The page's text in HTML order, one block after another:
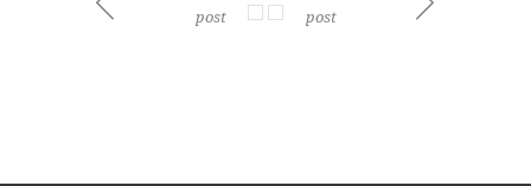
post
post